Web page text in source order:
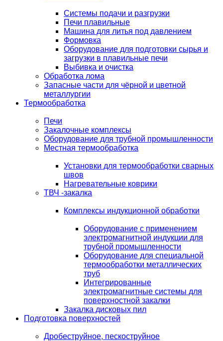
Системы подачи и разгрузки
Печи плавильные
Машина для литья под давлением
Формовка
Оборудование для подготовки сырья и
загрузки в плавильные печи
Выбивка и очистка
Обработка лома
Запасные части для чёрной и цветной
металлургии
Термообработка
Печи
Закалочные комплексы
Оборудование для трубной промышленности
Местная термообработка
Установки для термообработки сварных
швов
Нагревательные коврики
ТВЧ -закалка
Комплексы индукционной обработки
Оборудование с применением
электромагнитной индукции для
трубной промышленности
Оборудование для специальной
термообработки металлических
труб
Интегрированные
электромагнитные системы для
поверхностной закалки
Закалка дисковых пил
Подготовка поверхностей
Дробеструйное, пескоструйное